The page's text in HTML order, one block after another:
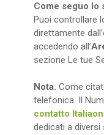
Come seguo lo
Puoi controllare
direttamente
accedendo all’
sezione Le tue
Nota. Come
telefonica. Il
contatto
dedicati a diversi